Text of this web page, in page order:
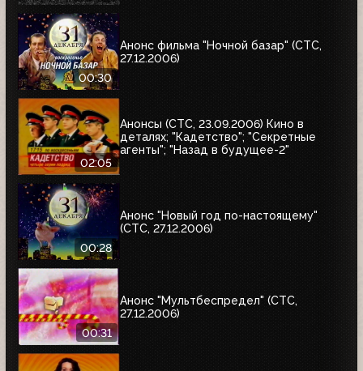
00:30
Анонс фильма "Ночной базар" (СТС,
27.12.2006)
02:05
Анонсы (СТС, 23.09.2006) Кино в
деталях; "Кадетство"; "Секретные
агенты"; "Назад в будущее-2"
00:28
Анонс "Новый год по-настоящему"
(СТС, 27.12.2006)
00:31
Анонс "Мультбеспредел" (СТС,
27.12.2006)